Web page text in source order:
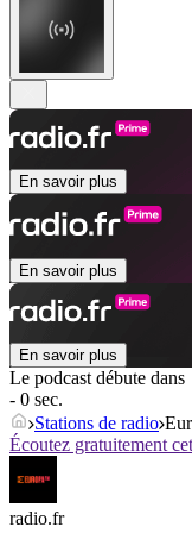
En savoir plus
En savoir plus
En savoir plus
Le podcast débute dans
- 0 sec.
Stations de radio
Écoutez gratuitement
radio.fr